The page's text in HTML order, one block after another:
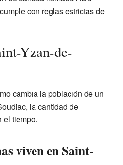
con reglas estrictas de
Yzan-de-
cambia la población de un
la cantidad de
el tiempo.
viven en Saint-